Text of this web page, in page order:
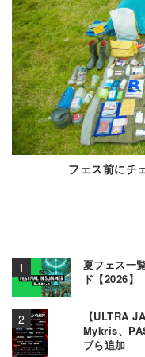
フェス前にチ
夏フェス一
ド【2026】
【ULTRA
Mykris、
ブら追加